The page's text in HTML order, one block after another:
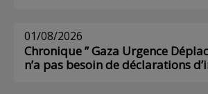
01/08/2026
Chronique ” Gaza Urgence
n’a pas besoin de déclarations